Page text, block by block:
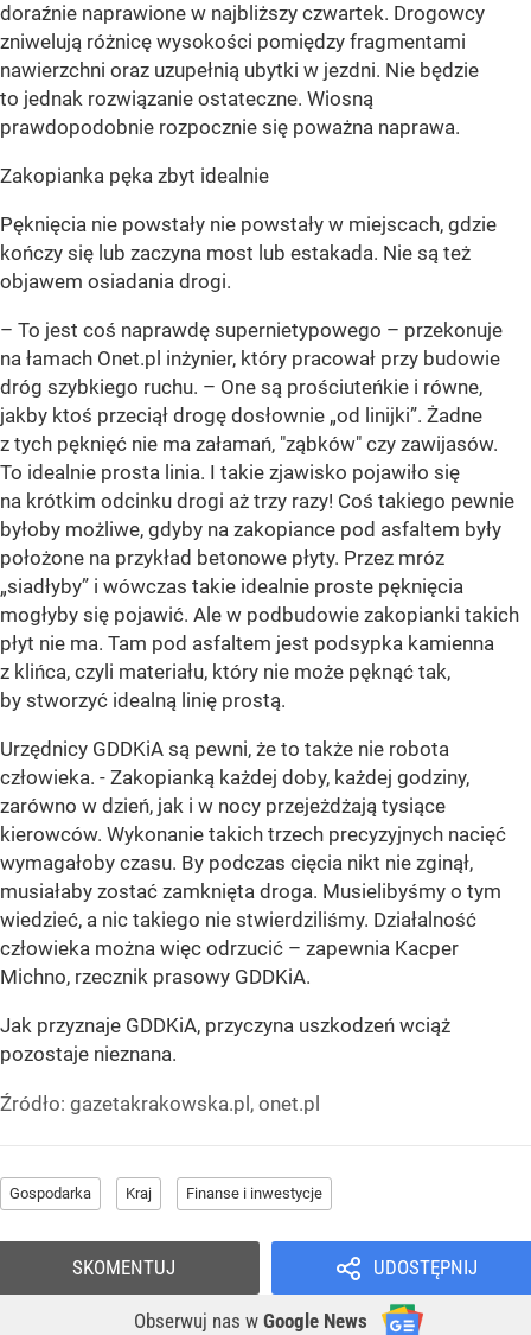
doraźnie naprawione w najbliższy czwartek. Drogowcy
zniwelują różnicę wysokości pomiędzy fragmentami
nawierzchni oraz uzupełnią ubytki w jezdni. Nie będzie
to jednak rozwiązanie ostateczne. Wiosną
prawdopodobnie rozpocznie się poważna naprawa.
Zakopianka pęka zbyt idealnie
Pęknięcia nie powstały nie powstały w miejscach, gdzie
kończy się lub zaczyna most lub estakada. Nie są też
objawem osiadania drogi.
– To jest coś naprawdę supernietypowego – przekonuje
na łamach Onet.pl inżynier, który pracował przy budowie
dróg szybkiego ruchu. – One są prościuteńkie i równe,
jakby ktoś przeciął drogę dosłownie „od linijki”. Żadne
z tych pęknięć nie ma załamań, "ząbków" czy zawijasów.
To idealnie prosta linia. I takie zjawisko pojawiło się
na krótkim odcinku drogi aż trzy razy! Coś takiego pewnie
byłoby możliwe, gdyby na zakopiance pod asfaltem były
położone na przykład betonowe płyty. Przez mróz
„siadłyby” i wówczas takie idealnie proste pęknięcia
mogłyby się pojawić. Ale w podbudowie zakopianki takich
płyt nie ma. Tam pod asfaltem jest podsypka kamienna
z klińca, czyli materiału, który nie może pęknąć tak,
by stworzyć idealną linię prostą.
Urzędnicy GDDKiA są pewni, że to także nie robota
człowieka. - Zakopianką każdej doby, każdej godziny,
zarówno w dzień, jak i w nocy przejeżdżają tysiące
kierowców. Wykonanie takich trzech precyzyjnych nacięć
wymagałoby czasu. By podczas cięcia nikt nie zginął,
musiałaby zostać zamknięta droga. Musielibyśmy o tym
wiedzieć, a nic takiego nie stwierdziliśmy. Działalność
człowieka można więc odrzucić – zapewnia Kacper
Michno, rzecznik prasowy GDDKiA.
Jak przyznaje GDDKiA, przyczyna uszkodzeń wciąż
pozostaje nieznana.
Źródło: gazetakrakowska.pl, onet.pl
Gospodarka Kraj Finanse i inwestycje
UDOSTĘPNIJ
Obserwuj nas w Google News
SKOMENTUJ